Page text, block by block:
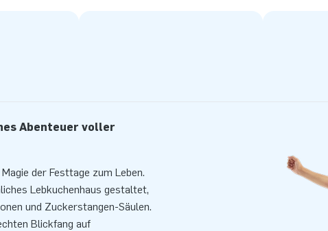
Abenteuer voller
der Festtage zum Leben.
Lebkuchenhaus gestaltet,
und Zuckerstangen-Säulen.
Blickfang auf